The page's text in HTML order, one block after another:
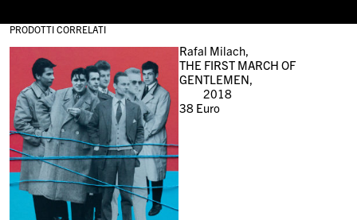
PRODOTTI CORRELATI
Rafal Milach,
THE FIRST MARCH OF
GENTLEMEN,
2018
38Euro